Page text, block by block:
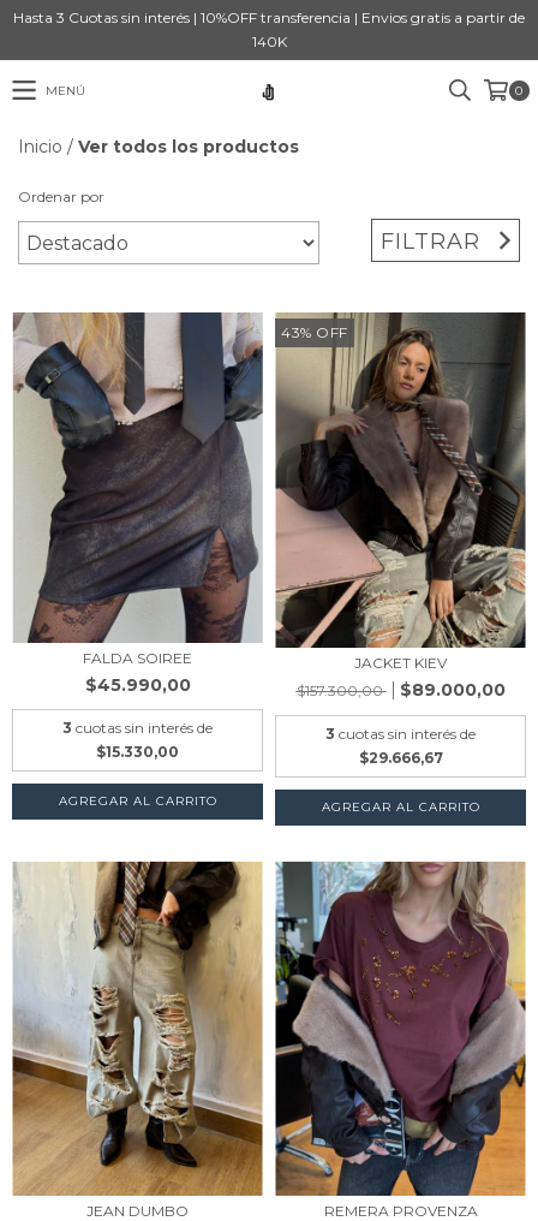
Hasta 3 Cuotas sin interés | 10%OFF transferencia | Envios gratis a partir de
140K
MENÚ 0
Inicio / Ver todos los productos
Ordenar por
FILTRAR
FALDA SOIREE
$45.990,00
3 cuotas sin interés de
$15.330,00
AGREGAR AL CARRITO
43% OFF
JACKET KIEV
$157.300,00
$89.000,00
3 cuotas sin interés de
$29.666,67
AGREGAR AL CARRITO
JEAN DUMBO REMERA PROVENZA